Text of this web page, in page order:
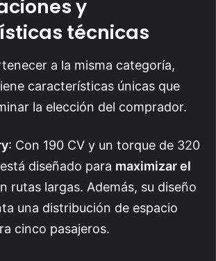
y
técnicas
a la misma categoría,
características únicas que
la elección del comprador.
: Con 190 CV y un torque de 320
diseñado para maximizar el
rutas largas. Además, su diseño
una distribución de espacio
cinco pasajeros.